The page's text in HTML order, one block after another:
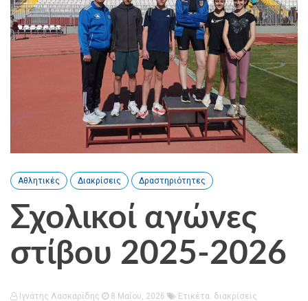
Αθλητικές Διακρίσεις Δραστηριότητες
Σχολικοί αγώνες
στίβου 2025-2026
Ιγνάτης Λασκαρίδης 8 Μαΐου, 2026 Ετικέτα: διακρίσεις